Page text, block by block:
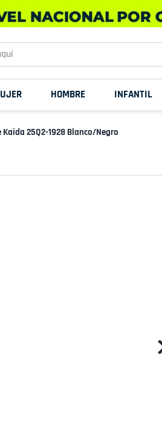
HOMBRE INFANTIL
25Q2-1928 Blanco/Negro